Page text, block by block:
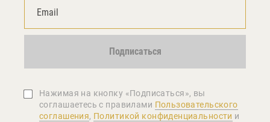
Подписаться
Нажимая на кнопку «Подписаться», вы
соглашаетеcь с правилами Пользовательского
соглашения, Политикой конфиденциальности и